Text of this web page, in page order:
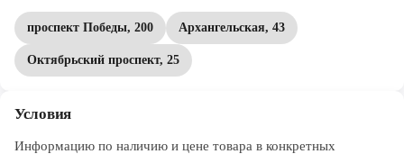
проспект Победы, 200 Архангельская, 43
Октябрьский проспект, 25
Условия
Информацию по наличию и цене товара в конкретных